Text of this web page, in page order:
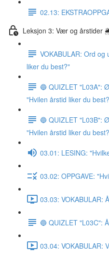
02.13:
Leksjon 3: Vær og årstider
VOKABULAR: Ord
liker du best?"
🔵 QUIZLET "L03A":
"Hvilen årstid liker du
🔵 QUIZLET "L03B":
"Hvilen årstid liker du
03.01: LESING:
03.02: OPPGAVE:
03.03: VOKABULAR:
🔵 QUIZLET "L03C":
03.04: VOKABULAR: